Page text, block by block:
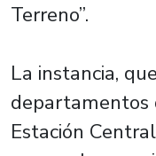
Terreno”.
La instancia,
departamentos
Estación